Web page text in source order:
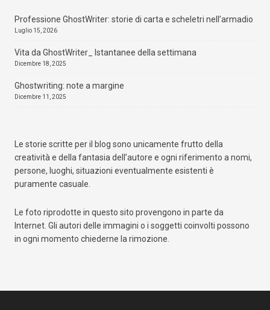
Professione GhostWriter: storie di carta e scheletri nell’armadio
Luglio 15, 2026
Vita da GhostWriter_ Istantanee della settimana
Dicembre 18, 2025
Ghostwriting: note a margine
Dicembre 11, 2025
Le storie scritte per il blog sono unicamente frutto della
creatività e della fantasia dell’autore e ogni riferimento a nomi,
persone, luoghi, situazioni eventualmente esistenti è
puramente casuale.
Le foto riprodotte in questo sito provengono in parte da
Internet. Gli autori delle immagini o i soggetti coinvolti possono
in ogni momento chiederne la rimozione.